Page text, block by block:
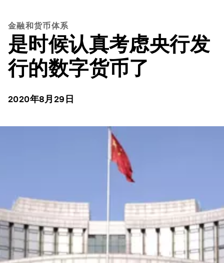
金融和货币体系
是时候认真考虑央行发
行的数字货币了
2020年8月29日